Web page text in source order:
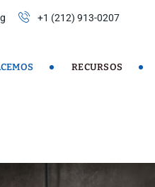
+1 (212) 913-0207
RECURSOS